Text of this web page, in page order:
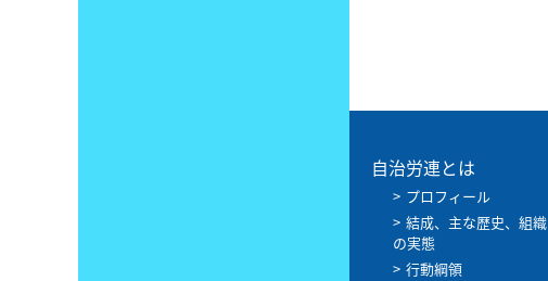
自治労連とは
プロフィール
結成、主な歴史、組織
の実態
行動綱領